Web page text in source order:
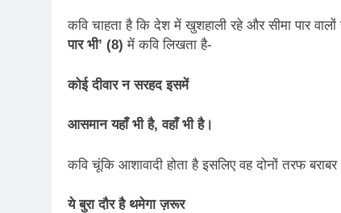
कवि चाहता है कि देश में खुशहाली रहे और सीमा पार
पार भी’ (8) में कवि लिखता है-
कोई दीवार न सरहद इसमें
आसमान यहाँ भी है, वहाँ भी है।
कवि चूंकि आशावादी होता है इसलिए वह दोनों तरफ
ये बुरा दौर है थमेगा ज़रूर